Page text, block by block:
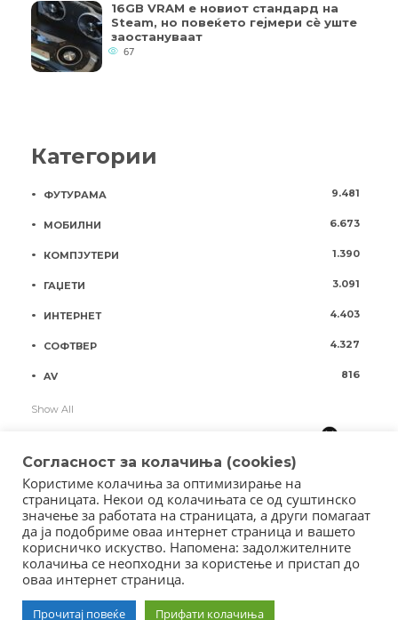
16GB VRAM е новиот стандард на
Steam, но повеќето гејмери ​​сè уште
заостануваат
67
Категории
ФУТУРАМА 9.481
МОБИЛНИ 6.673
КОМПЈУТЕРИ 1.390
ГАЏЕТИ 3.091
ИНТЕРНЕТ 4.403
СОФТВЕР 4.327
AV 816
Show All
Copyright © 2018 - Member of IAB Macedonia
Member of Clip Media Group / 2017
Согласност за колачиња (cookies)
Користиме колачиња за оптимизирање на
страницата. Некои од колачињата се од суштинско
значење за работата на страницата, а други помагаат
да ја подобриме оваа интернет страница и вашето
корисничко искуство. Напомена: задолжителните
колачиња се неопходни за користење и пристап до
оваа интернет страница.
Прочитај повеќе Прифати колачиња